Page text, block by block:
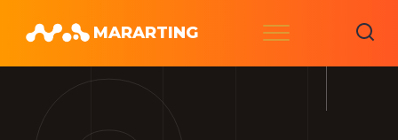
MARARTING Menu